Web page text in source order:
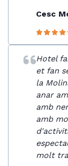
Cesc
Hotel
et fan
la
anar
amb
amb
molt